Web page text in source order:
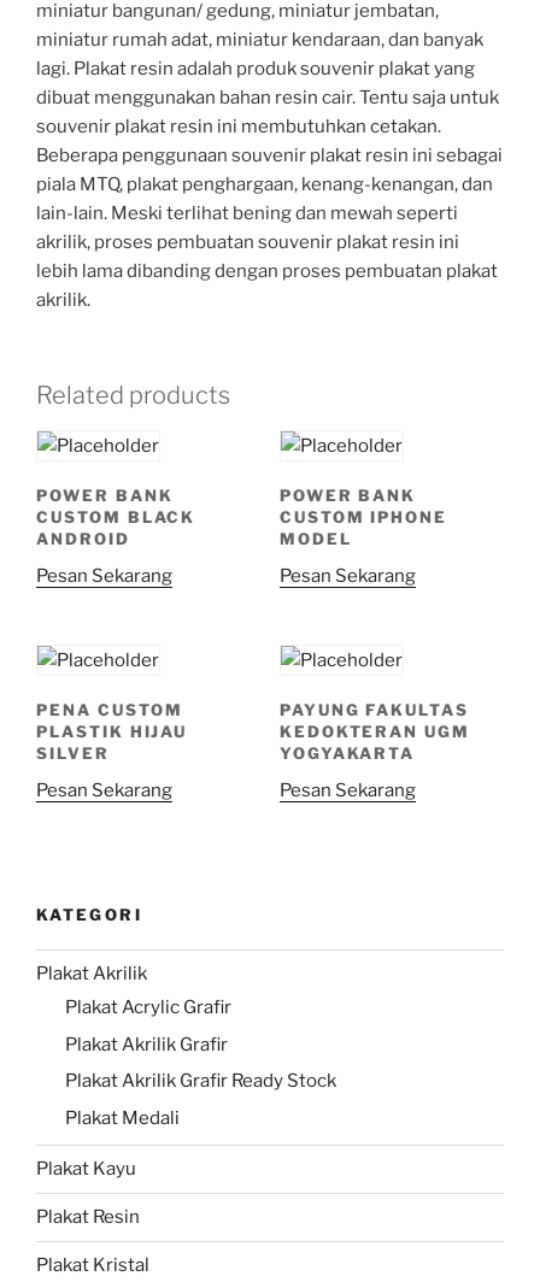
miniatur bangunan/ gedung, miniatur jembatan,
miniatur rumah adat, miniatur kendaraan, dan banyak
lagi. Plakat resin adalah produk souvenir plakat yang
dibuat menggunakan bahan resin cair. Tentu saja untuk
souvenir plakat resin ini membutuhkan cetakan.
Beberapa penggunaan souvenir plakat resin ini sebagai
piala MTQ, plakat penghargaan, kenang-kenangan, dan
lain-lain. Meski terlihat bening dan mewah seperti
akrilik, proses pembuatan souvenir plakat resin ini
lebih lama dibanding dengan proses pembuatan plakat
akrilik.
Related products
POWER BANK
CUSTOM BLACK
ANDROID
Pesan Sekarang
POWER BANK
CUSTOM IPHONE
MODEL
Pesan Sekarang
PENA CUSTOM
PLASTIK HIJAU
SILVER
Pesan Sekarang
PAYUNG FAKULTAS
KEDOKTERAN UGM
YOGYAKARTA
Pesan Sekarang
KATEGORI
Plakat Akrilik
Plakat Acrylic Grafir
Plakat Akrilik Grafir
Plakat Akrilik Grafir Ready Stock
Plakat Medali
Plakat Kayu
Plakat Resin
Plakat Kristal